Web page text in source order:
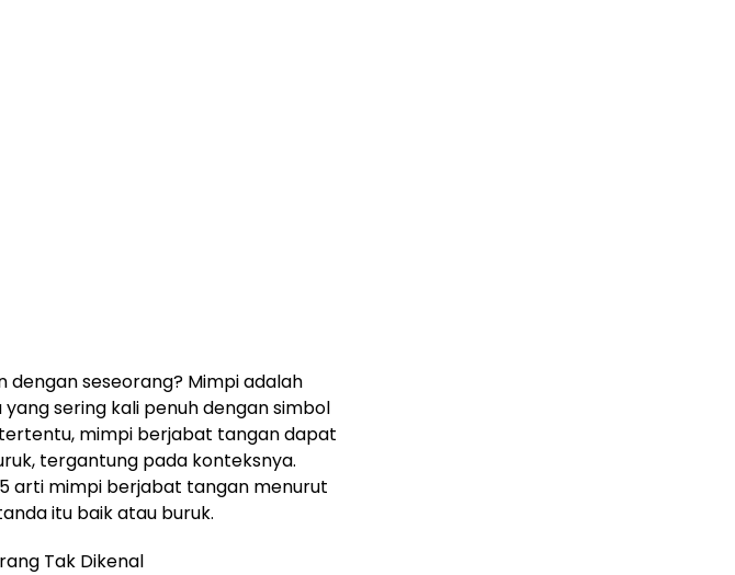
seseorang? Mimpi adalah
sering kali penuh dengan simbol
mimpi berjabat tangan dapat
tergantung pada konteksnya.
arti mimpi berjabat tangan menurut
itu baik atau buruk.
Tak Dikenal